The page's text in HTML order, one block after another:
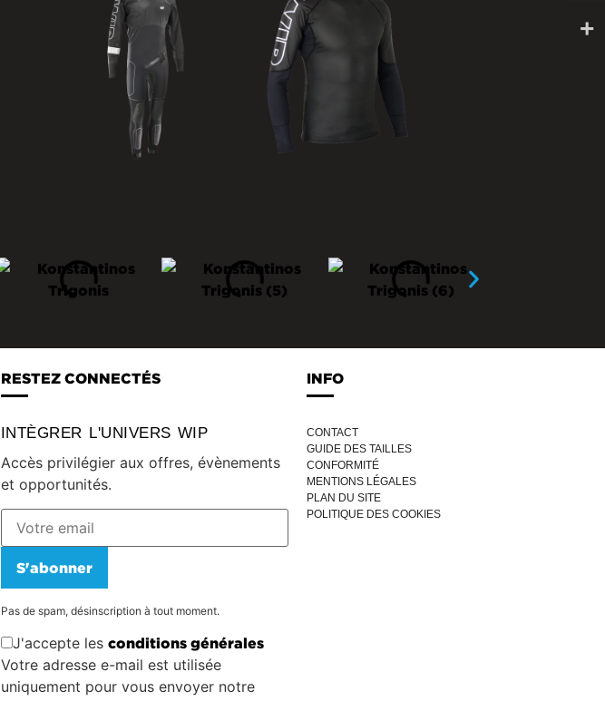
RESTEZ CONNECTÉS
INTÈGRER L'UNIVERS WIP
Accès privilégier aux offres, évènements
et opportunités.
S'abonner
Pas de spam, désinscription à tout moment.
J'accepte les conditions générales
Votre adresse e-mail est utilisée
uniquement pour vous envoyer notre
INFO
CONTACT
GUIDE DES TAILLES
CONFORMITÉ
MENTIONS LÉGALES
PLAN DU SITE
POLITIQUE DES COOKIES